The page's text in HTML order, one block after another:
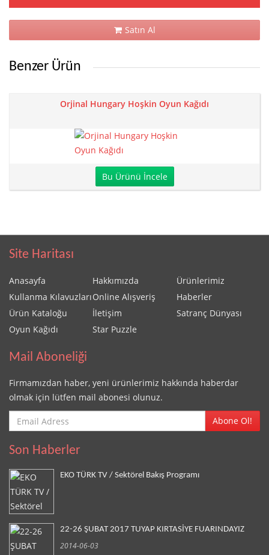
Satın Al
Benzer Ürün
Orjinal Hungary Hoşkin Oyun Kağıdı
Bu Ürünü İncele
Site Haritası
Anasayfa Hakkımızda
Ürünlerimiz
Kullanma KılavuzlarıOnline Alışveriş
Haberler
Ürün Kataloğu
İletişim
Satranç Dünyası
Oyun Kağıdı
Star Puzzle
Mail Aboneliği
Firmamızdan haber, yeni ürünlerimiz hakkında haberdar
olmak için lütfen mail abonesi olunuz.
Abone Ol!
Son Haberler
EKO TÜRK TV / Sektörel Bakış Programı
22-26 ŞUBAT 2017 TUYAP KIRTASİYE FUARINDAYIZ
2014-06-03